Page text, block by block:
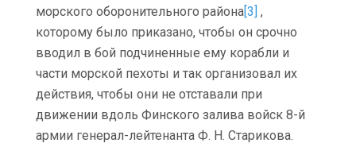
морского оборонительного района [3] ,
которому было приказано, чтобы он срочно
вводил в бой подчиненные ему корабли и
части морской пехоты и так организовал их
действия, чтобы они не отставали при
движении вдоль Финского залива войск 8-й
армии генерал-лейтенанта Ф. Н. Старикова.